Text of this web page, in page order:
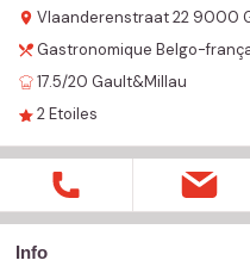
Vlaanderenstraat22 9000
Gastronomique Belgo-
17.5/20 Gault&Millau
2Etoiles
Info